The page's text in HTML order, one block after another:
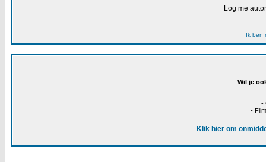
Log me
Ik ben
Wil je
-
-
Klik hier om